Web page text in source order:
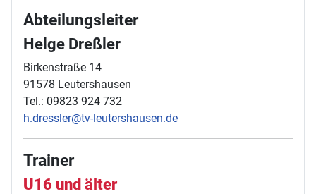
Abteilungsleiter
Helge Dreßler
Birkenstraße 14
91578 Leutershausen
Tel.: 09823 924 732
h.dressler@tv-leutershausen.de
Trainer
U16 und älter